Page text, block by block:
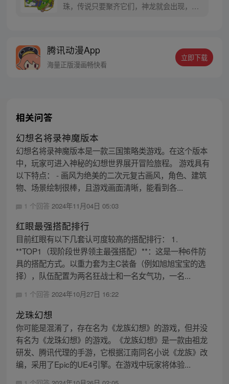
珠，传说只要聚齐它们，神龙就会出现，并
腾讯动漫App
海量正版漫画畅快看
立即下载
相关问答
幻想名将录神魔版本
幻想名将录神魔版本是一款三国策略类游戏。在这个版本
中，玩家可进入神秘的幻想世界展开冒险旅程。 游戏具有
以下特点： - 画风为绝美的二次元复古画风，角色、建筑
物、场景绘制很棒，且游戏画面清晰，能看到各...
1 个回答 2024年11月04日 05:03
红眼最强搭配排行
目前红眼有以下几套认可度较高的搭配排行： 1.
**TOP1（现阶段世界领主最强搭配）**：这是一种6件防
具的搭配方式。以重力套为主C装备（例如旭旭宝宝的选
择），队伍配置为两名狂战士和一名女气功，一名...
1 个回答 2024年10月27日 16:22
龙珠幻想
你可能是混淆了，存在名为《龙族幻想》的游戏，但并没
有名为《龙珠幻想》的游戏。《龙族幻想》是一款由祖龙
研发、腾讯代理的手游，它根据江南同名小说《龙族》改
编，采用了Epic的UE4引擎。在游戏中玩家将体验...